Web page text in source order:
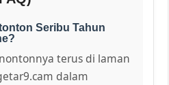
Seribu Tahun
terus di laman
dalam